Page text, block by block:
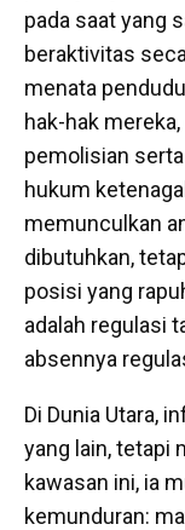
pada saat yang
beraktivitas
menata
hak-hak
pemolisian
hukum
memunculkan
dibutuhkan,
posisi yang
adalah regulasi
absennya
Di Dunia Utara,
yang lain, tetapi
kawasan ini, ia
kemunduran: